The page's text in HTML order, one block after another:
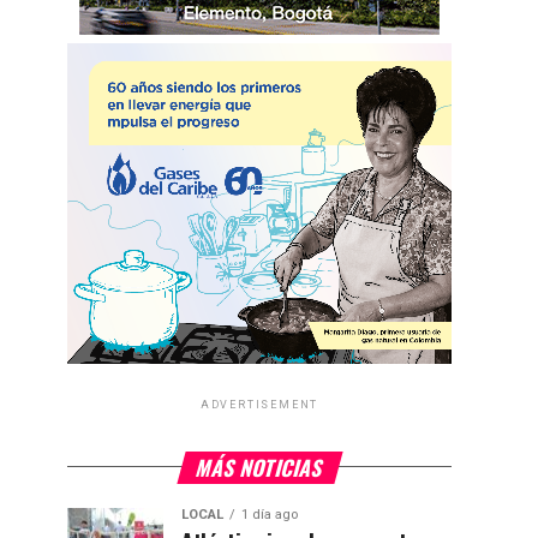
ADVERTISEMENT
MÁS NOTICIAS
LOCAL 1 día ago